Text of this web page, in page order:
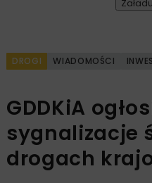
DROGI WIADOMOŚCI
GDDKiA
sygnalizacje
drogach